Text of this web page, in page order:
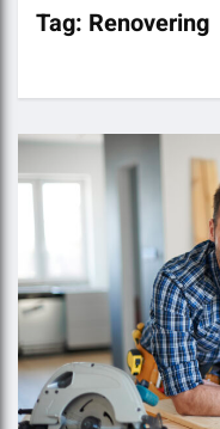
Tag: Renovering